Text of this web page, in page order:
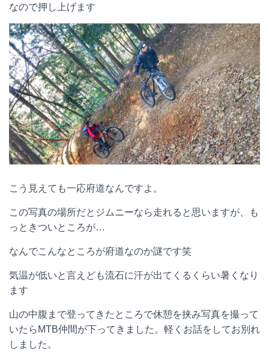
なので押し上げます
こう見えても一応府道なんですよ。
この写真の場所だとジムニーなら走れると思いますが、も
っときついところが…
なんでこんなところが府道なのか謎です笑
気温が低いと言えども流石に汗が出てくるくらい暑くなり
ます
山の中腹まで登ってきたところで休憩を挟み写真を撮って
いたらMTB仲間が下ってきました。軽くお話をしてお別れ
しました。